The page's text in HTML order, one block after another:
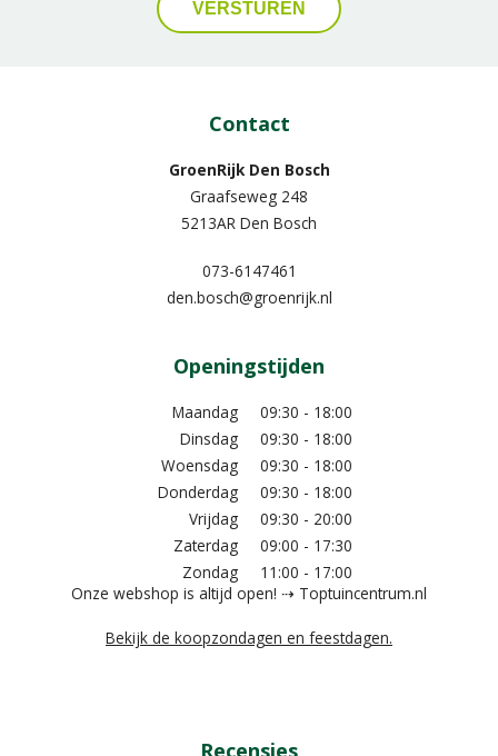
Contact
GroenRijk Den Bosch
Graafseweg 248
5213AR Den Bosch
073-6147461
den.bosch@groenrijk.nl
Openingstijden
Maandag
09:30 - 18:00
Dinsdag
09:30 - 18:00
Woensdag
09:30 - 18:00
Donderdag
09:30 - 18:00
Vrijdag
09:30 - 20:00
Zaterdag
09:00 - 17:30
Zondag
11:00 - 17:00
Onze webshop is altijd open! ⇢ Toptuincentrum.nl
Bekijk de koopzondagen en feestdagen.
Recensies